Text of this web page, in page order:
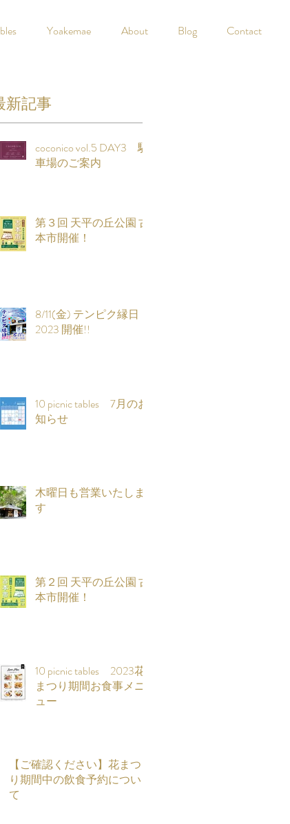
Yoakemae About Blog Contact
新記事
coconico vol.5 DAY3 駐
車場のご案内
第３回 天平の丘公園 古
本市開催！
8/11(金) テンピク縁日
2023 開催!!
10 picnic tables 7月のお
知らせ
木曜日も営業いたしま
す
第２回 天平の丘公園 古
本市開催！
10 picnic tables 2023花
まつり期間お食事メニ
ュー
【ご確認ください】花まつ
り期間中の飲食予約につい
て